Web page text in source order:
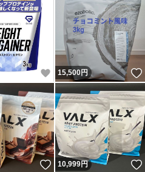
いいね！
15,500円
いいね！
10,999円